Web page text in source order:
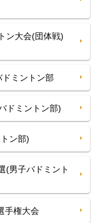
ン大会(団体戦)
ミントン部
ドミントン部)
ン部)
男子バドミント
手権大会